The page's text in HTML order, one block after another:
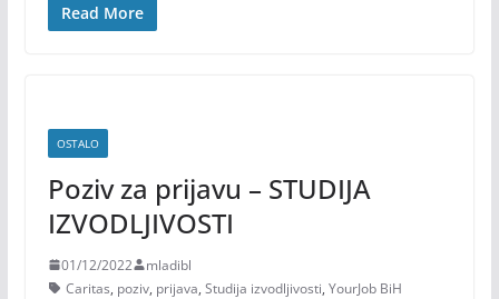
Read More
OSTALO
Poziv za prijavu – STUDIJA
IZVODLJIVOSTI
01/12/2022
mladibl
Caritas, poziv, prijava, Studija izvodljivosti, YourJob BiH